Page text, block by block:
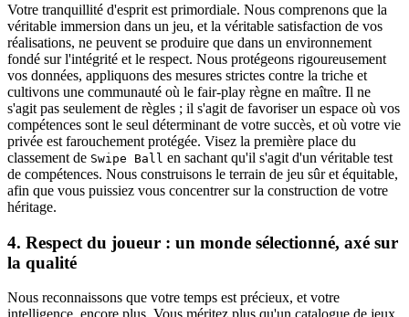
Votre tranquillité d'esprit est primordiale. Nous comprenons que la
véritable immersion dans un jeu, et la véritable satisfaction de vos
réalisations, ne peuvent se produire que dans un environnement
fondé sur l'intégrité et le respect. Nous protégeons rigoureusement
vos données, appliquons des mesures strictes contre la triche et
cultivons une communauté où le fair-play règne en maître. Il ne
s'agit pas seulement de règles ; il s'agit de favoriser un espace où vos
compétences sont le seul déterminant de votre succès, et où votre vie
privée est farouchement protégée. Visez la première place du
classement de Swipe Ball en sachant qu'il s'agit d'un véritable test
de compétences. Nous construisons le terrain de jeu sûr et équitable,
afin que vous puissiez vous concentrer sur la construction de votre
héritage.
4. Respect du joueur : un monde sélectionné, axé sur
la qualité
Nous reconnaissons que votre temps est précieux, et votre